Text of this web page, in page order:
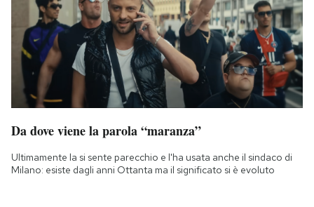
Da dove viene la parola “maranza”
Ultimamente la si sente parecchio e l'ha usata anche il sindaco di
Milano: esiste dagli anni Ottanta ma il significato si è evoluto